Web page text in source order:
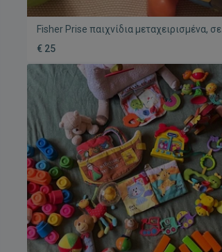
Fisher Prise παιχνίδια μεταχειρισμένα, σετ
€ 25